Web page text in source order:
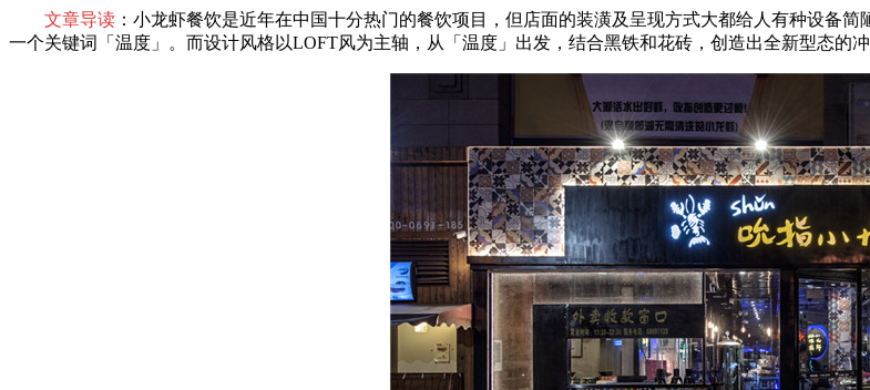
文章导读 ：小龙虾餐饮是近年在中国十分热门的餐饮项目，但店面的装潢及呈现方式大都给人有种设备
一个关键词「温度」。而设计风格以LOFT风为主轴，从「温度」出发，结合黑铁和花砖，创造出全新型态的